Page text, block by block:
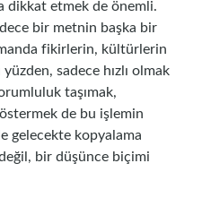
dikkat etmek de önemli.
bir metnin başka bir
fikirlerin, kültürlerin
sadece hızlı olmak
taşımak,
de bu işlemin
gelecekte kopyalama
bir düşünce biçimi